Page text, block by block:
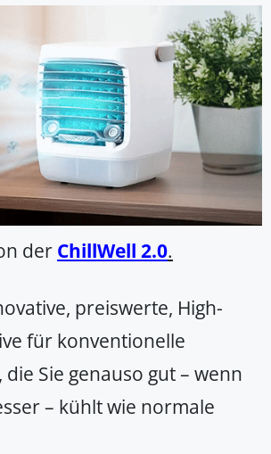
der ChillWell 2.0.
preiswerte, High-
für konventionelle
die Sie genauso gut – wenn
– kühlt wie normale